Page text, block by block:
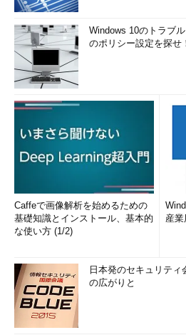
Windows 10のトラブ
のポリシー設定を探せ
Caffeで画像解析を始めるための
基礎知識とインストール、基本的
な使い方 (1/2)
産
日本発のセキュリテ
の広がりと